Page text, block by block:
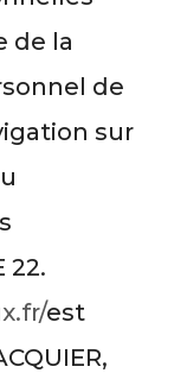
de la
de
sur
22.
est